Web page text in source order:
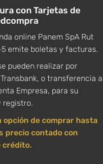
con Tarjetas de
online Panem SpA Rut
5 emite boletas y facturas.
pueden realizar por
o transferencia a
Empresa, para su
registro.
opción de comprar hasta
precio contado con
crédito.